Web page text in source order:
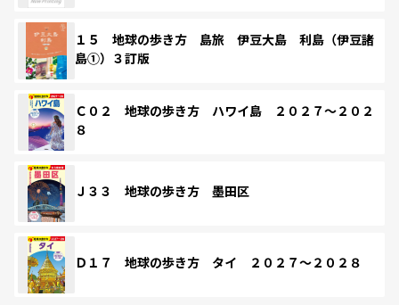
１５ 地球の歩き方 島旅 伊豆大島 利島（伊豆諸
島①）３訂版
Ｃ０２ 地球の歩き方 ハワイ島 ２０２７～２０２
８
Ｊ３３ 地球の歩き方 墨田区
Ｄ１７ 地球の歩き方 タイ ２０２７～２０２８